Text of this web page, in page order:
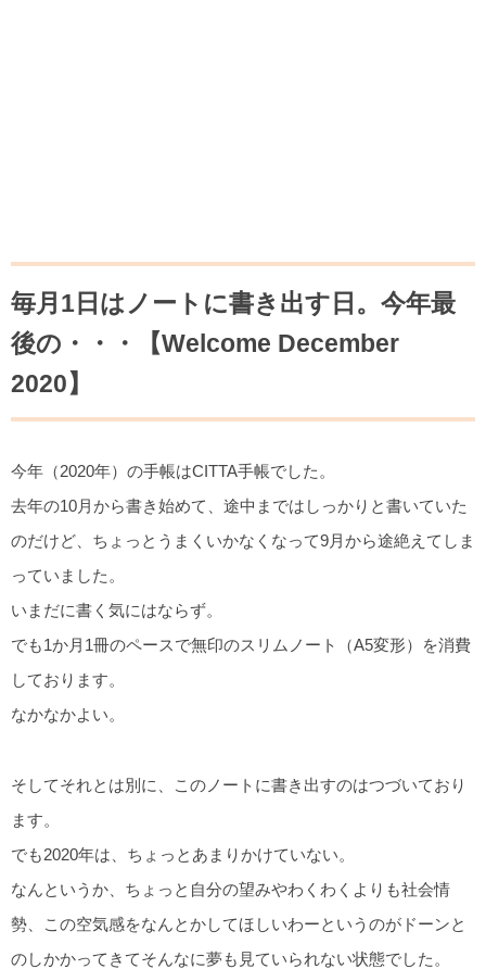
毎月1日はノートに書き出す日。今年最
後の・・・【Welcome December
2020】
今年（2020年）の手帳はCITTA手帳でした。
去年の10月から書き始めて、途中まではしっかりと書いていた
のだけど、ちょっとうまくいかなくなって9月から途絶えてしま
っていました。
いまだに書く気にはならず。
でも1か月1冊のペースで無印のスリムノート（A5変形）を消費
しております。
なかなかよい。
そしてそれとは別に、このノートに書き出すのはつづいており
ます。
でも2020年は、ちょっとあまりかけていない。
なんというか、ちょっと自分の望みやわくわくよりも社会情
勢、この空気感をなんとかしてほしいわーというのがドーンと
のしかかってきてそんなに夢も見ていられない状態でした。